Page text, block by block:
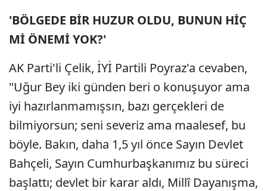
'BÖLGEDE BİR HUZUR OLDU, BUNUN HİÇ
Mİ ÖNEMİ YOK?'
AK Parti'li Çelik, İYİ Partili Poyraz'a cevaben,
"Uğur Bey iki günden beri o konuşuyor ama
iyi hazırlanmamışsın, bazı gerçekleri de
bilmiyorsun; seni severiz ama maalesef, bu
böyle. Bakın, daha 1,5 yıl önce Sayın Devlet
Bahçeli, Sayın Cumhurbaşkanımız bu süreci
başlattı; devlet bir karar aldı, Millî Dayanışma,